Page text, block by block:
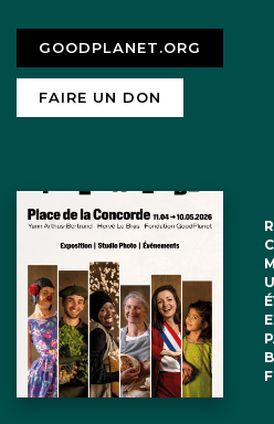
GOODPLANET.ORG
FAIRE UN DON